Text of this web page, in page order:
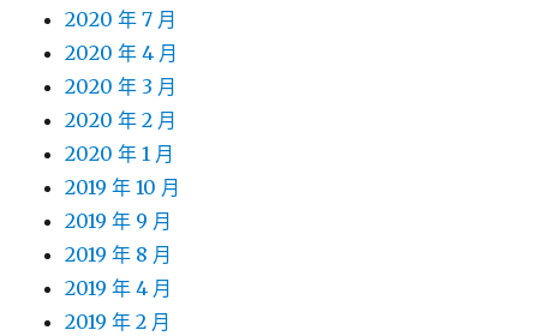
2020 年 7 月
2020 年 4 月
2020 年 3 月
2020 年 2 月
2020 年 1 月
2019 年 10 月
2019 年 9 月
2019 年 8 月
2019 年 4 月
2019 年 2 月